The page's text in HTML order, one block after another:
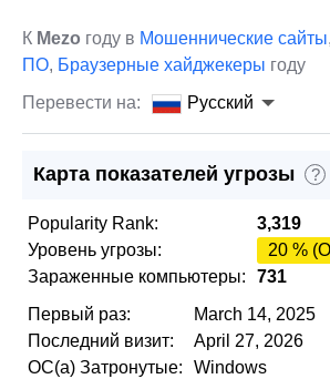
К Mezo году в Мошеннические сайты,
ПО, Браузерные хайджекеры году
Перевести на:
Русский
Карта показателей угрозы ?
Popularity Rank:
3,319
Уровень угрозы:
20 %
Зараженные компьютеры:
731
Первый раз:
March 14, 2025
Последний визит:
April 27, 2026
ОС(а) Затронутые:
Windows